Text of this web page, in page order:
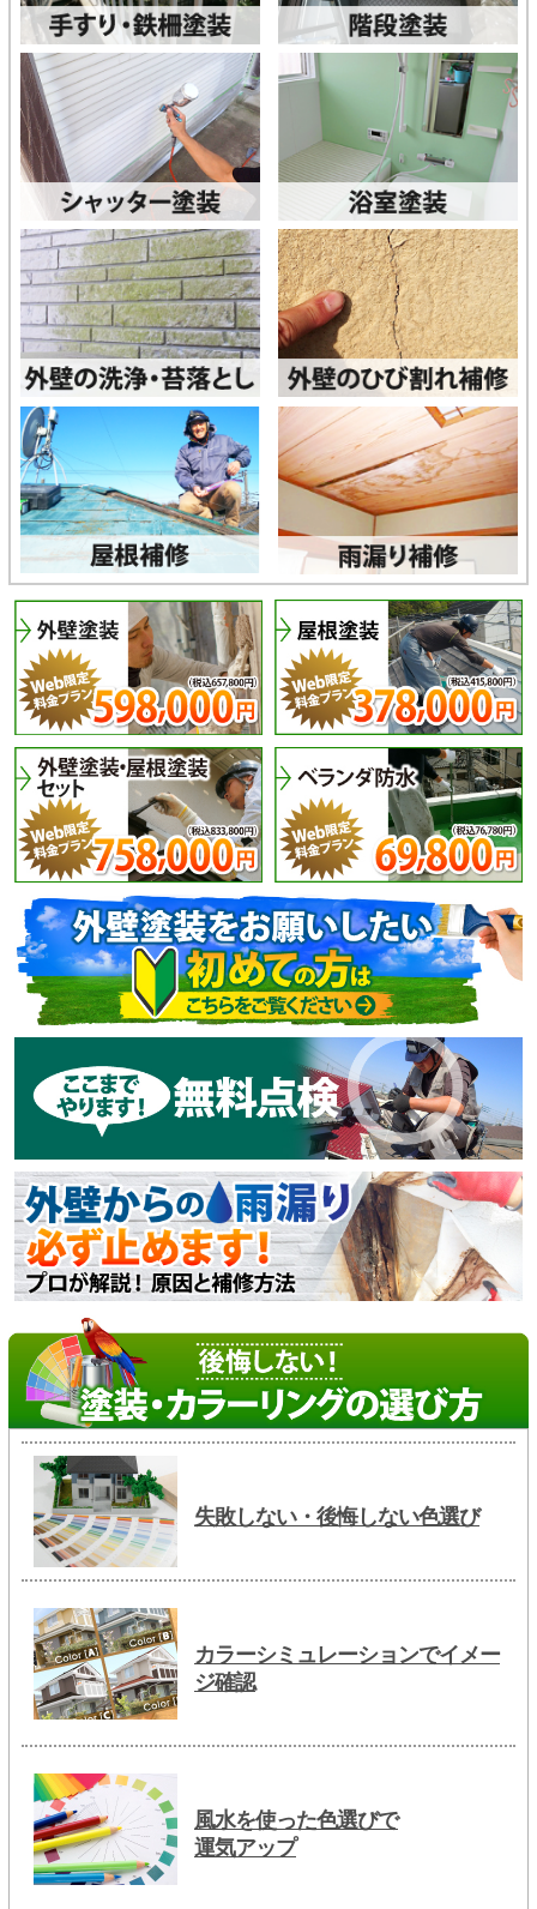
失敗しない・後悔しない色選び
カラーシミュレーションでイメー
ジ確認
風水を使った色選びで
運気アップ